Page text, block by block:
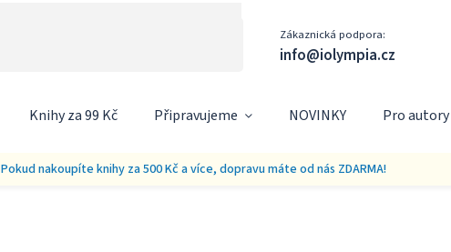
Zákaznická podpora:
info@iolympia.cz
Knihy za 99 Kč Připravujeme NOVINKY Pro autory
Pokud nakoupíte knihy za 500 Kč a více, dopravu máte od nás ZDARMA!